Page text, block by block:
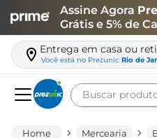
Assine Agora
Grátis e 5% de
Entrega em casa ou
Você está no Prezunic Rio de
Buscar produto
Mercearia